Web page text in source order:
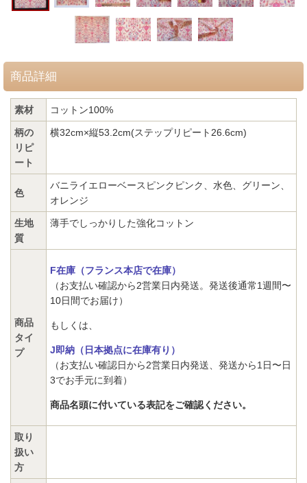
商品詳細
素材 コットン100%
柄の
リピ
ート
横32cm×縦53.2cm(ステップリピート26.6cm)
色
バニライエローベースピンクピンク、水色、グリーン、
オレンジ
生地
質
薄手でしっかりした強化コットン
商品
タイ
プ
F在庫（フランス本店で在庫）
（お支払い確認から2営業日内発送。発送後通常1週間〜
10日間でお届け）
もしくは、
J即納（日本拠点に在庫有り）
（お支払い確認日から2営業日内発送、発送から1日〜日
3でお手元に到着）
商品名頭に付いている表記をご確認ください。
取り
扱い
方